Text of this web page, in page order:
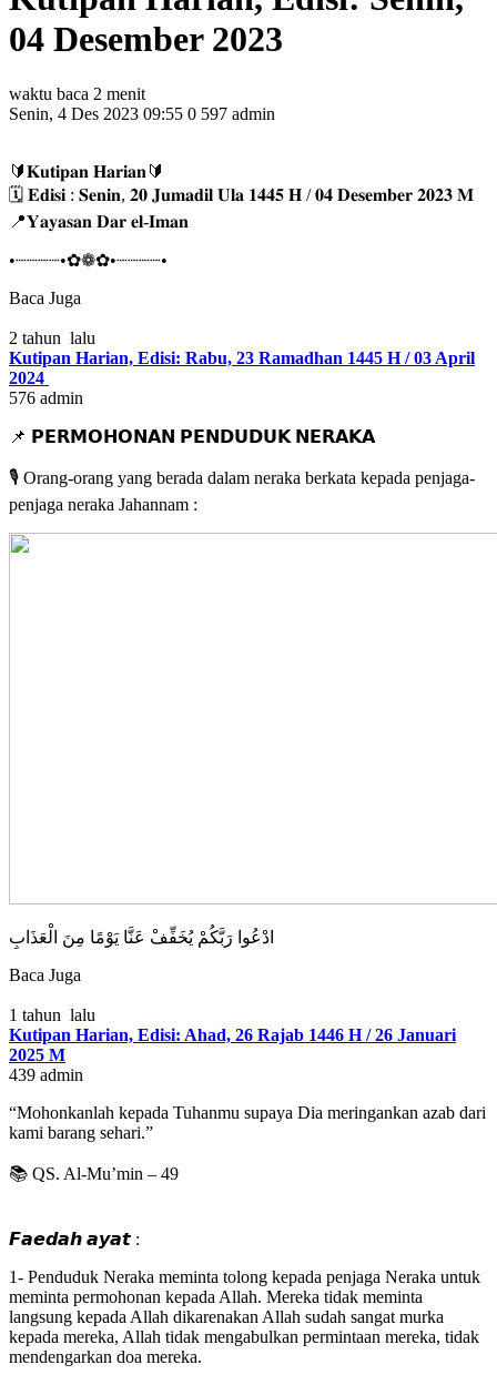
04 Desember 2023
waktu baca 2 menit
Senin, 4 Des 2023 09:55 0 597 admin
🔰𝐊𝐮𝐭𝐢𝐩𝐚𝐧 𝐇𝐚𝐫𝐢𝐚𝐧🔰
🗓 𝐄𝐝𝐢𝐬𝐢 : 𝐒𝐞𝐧𝐢𝐧, 𝟐𝟎 𝐉𝐮𝐦𝐚𝐝𝐢𝐥 𝐔𝐥𝐚 𝟏𝟒𝟒𝟓 𝐇 / 𝟎𝟒 𝐃𝐞𝐬𝐞𝐦𝐛𝐞𝐫 𝟐𝟎𝟐𝟑 𝐌
📍𝐘𝐚𝐲𝐚𝐬𝐚𝐧 𝐃𝐚𝐫 𝐞𝐥-𝐈𝐦𝐚𝐧
•┈┈┈┈•✿❁✿•┈┈┈┈•
Baca Juga
2 tahun lalu
Kutipan Harian, Edisi: Rabu, 23 Ramadhan 1445 H / 03 April
2024
576 admin
📌 𝗣𝗘𝗥𝗠𝗢𝗛𝗢𝗡𝗔𝗡 𝗣𝗘𝗡𝗗𝗨𝗗𝗨𝗞 𝗡𝗘𝗥𝗔𝗞𝗔
🎙 Orang-orang yang berada dalam neraka berkata kepada penjaga-
penjaga neraka Jahannam :
ادْعُوا رَبَّكُمْ يُخَفِّفْ عَنَّا يَوْمًا مِنَ الْعَذَابِ
Baca Juga
1 tahun lalu
Kutipan Harian, Edisi: Ahad, 26 Rajab 1446 H / 26 Januari
2025 M
439 admin
“Mohonkanlah kepada Tuhanmu supaya Dia meringankan azab dari
kami barang sehari.”
📚 QS. Al-Mu’min – 49
𝙁𝙖𝙚𝙙𝙖𝙝 𝙖𝙮𝙖𝙩 :
1- Penduduk Neraka meminta tolong kepada penjaga Neraka untuk
meminta permohonan kepada Allah. Mereka tidak meminta
langsung kepada Allah dikarenakan Allah sudah sangat murka
kepada mereka, Allah tidak mengabulkan permintaan mereka, tidak
mendengarkan doa mereka.